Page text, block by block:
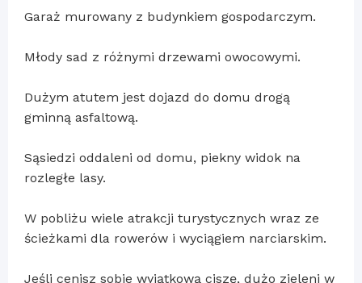
Garaż murowany z budynkiem gospodarczym.
Młody sad z różnymi drzewami owocowymi.
Dużym atutem jest dojazd do domu drogą
gminną asfaltową.
Sąsiedzi oddaleni od domu, piekny widok na
rozległe lasy.
W pobliżu wiele atrakcji turystycznych wraz ze
ścieżkami dla rowerów i wyciągiem narciarskim.
Jeśli cenisz sobie wyjątkową ciszę, dużo zieleni w